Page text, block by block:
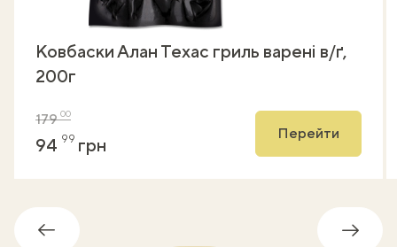
Ковбаски Алан Техас гриль варені в/ґ,
200г
17900
94 99 грн
Перейти
Обратно